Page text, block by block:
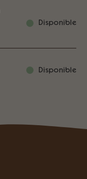
Disponible
Disponible